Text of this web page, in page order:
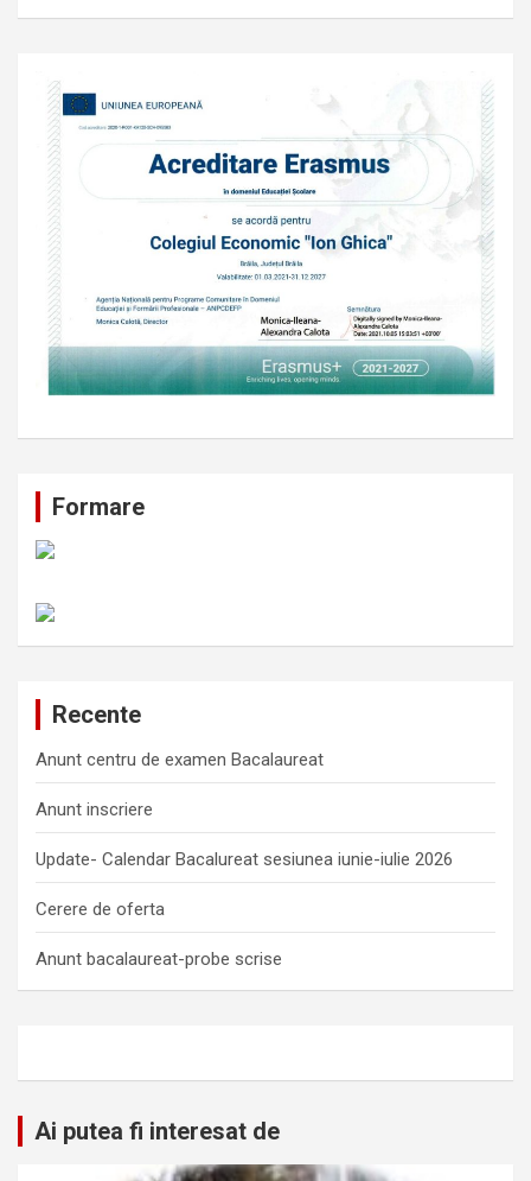
Formare
Recente
Anunt centru de examen Bacalaureat
Anunt inscriere
Update- Calendar Bacalureat sesiunea iunie-iulie 2026
Cerere de oferta
Anunt bacalaureat-probe scrise
Ai putea fi interesat de